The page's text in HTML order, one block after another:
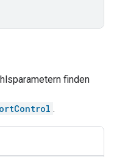
finden
.